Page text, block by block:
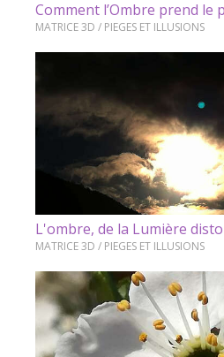
Comment l’Ombre prend le
MATRICE 3D / PIEGES ET ILLUSIONS
L'ombre, de la Lumière
MATRICE 3D / PIEGES ET ILLUSIONS